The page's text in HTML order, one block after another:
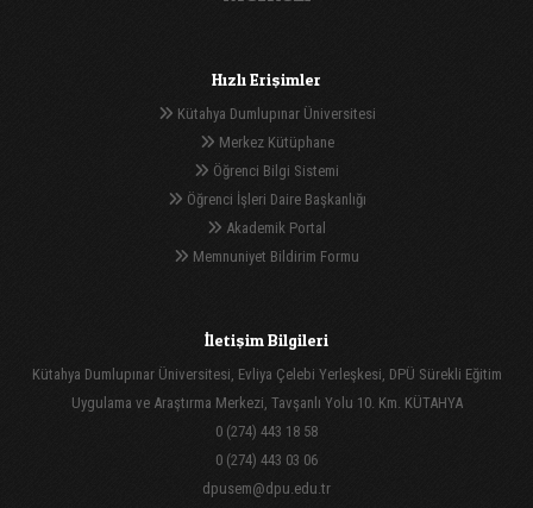
Hızlı Erişimler
Kütahya Dumlupınar Üniversitesi
Merkez Kütüphane
Öğrenci Bilgi Sistemi
Öğrenci İşleri Daire Başkanlığı
Akademik Portal
Memnuniyet Bildirim Formu
İletişim Bilgileri
Kütahya Dumlupınar Üniversitesi, Evliya Çelebi Yerleşkesi, DPÜ Sürekli Eğitim
Uygulama ve Araştırma Merkezi, Tavşanlı Yolu 10. Km. KÜTAHYA
0 (274) 443 18 58
0 (274) 443 03 06
dpusem@dpu.edu.tr